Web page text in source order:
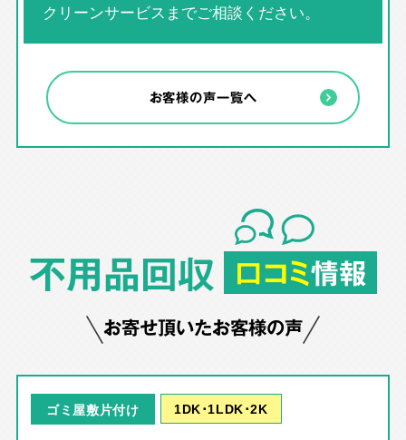
クリーンサービスまでご相談ください。
お客様の声一覧へ
不用品回収 口コミ情報
お寄せ頂いたお客様の声
ゴミ屋敷片付け 1DK･1LDK･2K